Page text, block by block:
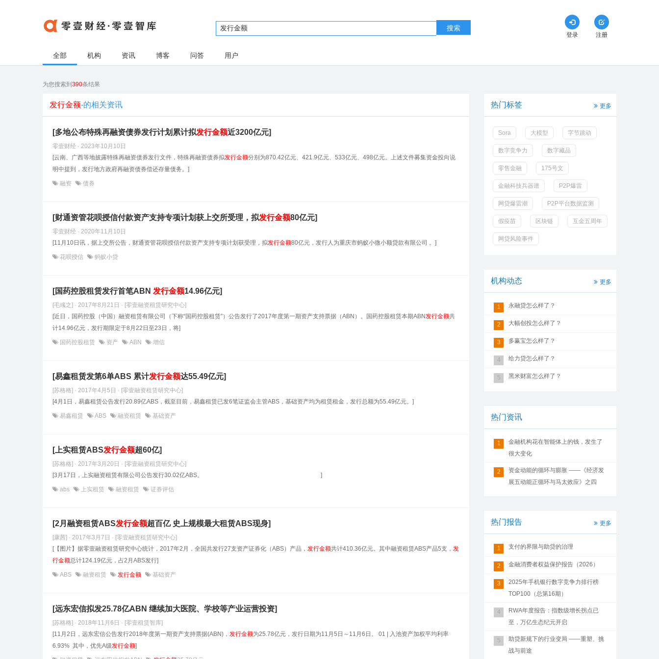
搜索
登录 注册
全部 机构 资讯 博客 问答 用户
为您搜索到 390条结果
发行金额-的相关资讯
[多地公布特殊再融资债券发行计划累计拟发行金额近3200亿元]
零壹财经 · 2023年10月10日
[云南、广西等地披露特殊再融资债券发行文件，特殊再融资债券拟发行金额分别为870.42亿元、421.9亿元、533亿元、498亿元。上述文件募集资金投向说
明中提到，发行地方政府再融资债券偿还存量债务。]
融资 债券
[财通资管花呗授信付款资产支持专项计划获上交所受理，拟发行金额80亿元]
零壹财经 · 2020年11月10日
[11月10日讯，据上交所公告，财通资管花呗授信付款资产支持专项计划获受理，拟发行金额80亿元，发行人为重庆市蚂蚁小微小额贷款有限公司 。]
花呗授信 蚂蚁小贷
[国药控股租赁发行首笔ABN 发行金额14.96亿元]
[毛彧之] · 2017年8月21日 · [零壹融资租赁研究中心]
[近日，国药控股（中国）融资租赁有限公司（下称“国药控股租赁”）公告发行了2017年度第一期资产支持票据（ABN）。国药控股租赁本期ABN发行金额共
计14.96亿元，发行期限定于8月22日至23日，将]
国药控股租赁 资产 ABN 增信
[易鑫租赁发第6单ABS 累计发行金额达55.49亿元]
[苏格格] · 2017年4月5日 · [零壹融资租赁研究中心]
[4月1日，易鑫租赁公告发行20.89亿ABS，截至目前，易鑫租赁已发6笔证监会主管ABS，基础资产均为租赁租金，发行总额为55.49亿元。]
易鑫租赁 ABS 融资租赁 基础资产
[上实租赁ABS发行金额超60亿]
[苏格格] · 2017年3月20日 · [零壹融资租赁研究中心]
[3月17日，上实融资租赁有限公司公告发行30.02亿ABS。 ]
abs 上实租赁 融资租赁 证券评估
[2月融资租赁ABS发行金额超百亿 史上规模最大租赁ABS现身]
[康茜] · 2017年3月7日 · [零壹融资租赁研究中心]
[【图片】据零壹融资租赁研究中心统计，2017年2月，全国共发行27支资产证券化（ABS）产品， 发行金额共计410.36亿元。其中融资租赁ABS产品5支， 发
行金额总计124.19亿元，占2月ABS发行]
ABS 融资租赁 发行金额 基础资产
[远东宏信拟发25.78亿ABN 继续加大医院、学校等产业运营投资]
[苏格格] · 2018年11月6日 · [零壹租赁智库]
[11月2日，远东宏信公告发行2018年度第一期资产支持票据(ABN)， 发行金额为25.78亿元，发行日期为11月5日～11月6日。 01 | 入池资产加权平均利率
6.93% 其中，优先A级发行金额]
热门标签 更多
Sora 大模型 字节跳动
数字竞争力 数字藏品
零售金融 175号文
金融科技兵器谱 P2P爆雷
网贷爆雷潮 P2P平台数据监测
假疫苗 区块链 互金五周年
网贷风险事件
机构动态 更多
1 永融贷怎么样了？
2 大幅创投怎么样了？
3 多赢宝怎么样了？
4 给力贷怎么样了？
5 黑米财富怎么样了？
热门资讯
1
金融机构花在智能体上的钱，发生了
很大变化
2
资金动能的循环与膨胀 ——《经济发
展五动能正循环与马太效应》之四
热门报告 更多
1 支付的界限与助贷的治理
2 金融消费者权益保护报告（2026）
3
2025年手机银行数字竞争力排行榜
TOP100（总第16期）
4
RWA年度报告：指数级增长拐点已
至，万亿生态纪元开启
5
助贷新规下的行业变局 ——重塑、挑
战与前途